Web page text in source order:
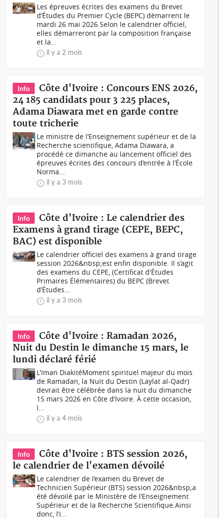
Les épreuves écrites des examens du Brevet
d’Études du Premier Cycle (BEPC) démarrent le
mardi 26 mai 2026.Selon le calendrier officiel,
elles démarreront par la composition française
et la...
il y a 2 mois
Info
Côte d'Ivoire : Concours ENS 2026,
24 185 candidats pour 3 225 places,
Adama Diawara met en garde contre
toute tricherie
Le ministre de l’Enseignement supérieur et de la
Recherche scientifique, Adama Diawara, a
procédé ce dimanche au lancement officiel des
épreuves écrites des concours d’entrée à l’École
Norma...
il y a 3 mois
Info
Côte d'Ivoire : Le calendrier des
Examens à grand tirage (CEPE, BEPC,
BAC) est disponible
Le calendrier officiel des examens à grand tirage
session 2026&nbsp;est enfin disponible. Il s’agit
des examens du CEPE, (Certificat d'Études
Primaires Élémentaires) du BEPC (Brevet
d’Études...
il y a 3 mois
Info
Côte d'Ivoire : Ramadan 2026,
Nuit du Destin le dimanche 15 mars, le
lundi déclaré férié
L'Iman DiakitéMoment spirituel majeur du mois
de Ramadan, la Nuit du Destin (Laylat al-Qadr)
devrait être célébrée dans la nuit du dimanche
15 mars 2026 en Côte d’Ivoire. À cette occasion,
l...
il y a 4 mois
Info
Côte d'Ivoire : BTS session 2026,
le calendrier de l'examen dévoilé
Le calendrier de l’examen du Brevet de
Technicien Supérieur (BTS) session 2026&nbsp;a
été dévoilé par le Ministère de l’Enseignement
Supérieur et de la Recherche Scientifique.Ainsi
donc, l’i...